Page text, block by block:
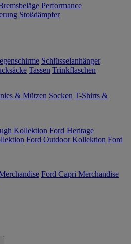
Performance
Stoßdämpfer
Schlüsselanhänger
Tassen Trinkflaschen
& Mützen Socken T-Shirts &
Kollektion Ford Heritage
Ford Outdoor Kollektion Ford
Ford Capri Merchandise